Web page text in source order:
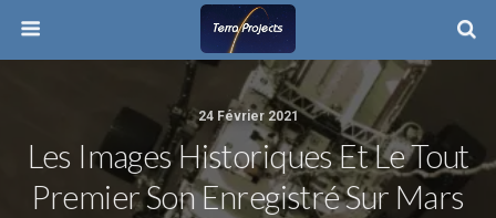
24 Février 2021
Les Images Historiques Et Le Tout
Premier Son Enregistré Sur Mars